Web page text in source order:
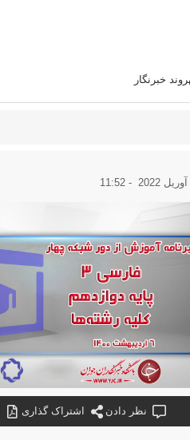
خبرنگار
-
11:52
نظر دادن اشتراک گذاری